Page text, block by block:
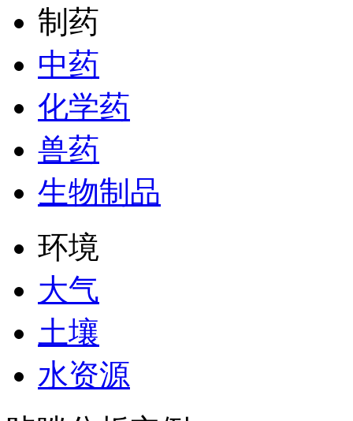
制药
中药
化学药
兽药
生物制品
环境
大气
土壤
水资源